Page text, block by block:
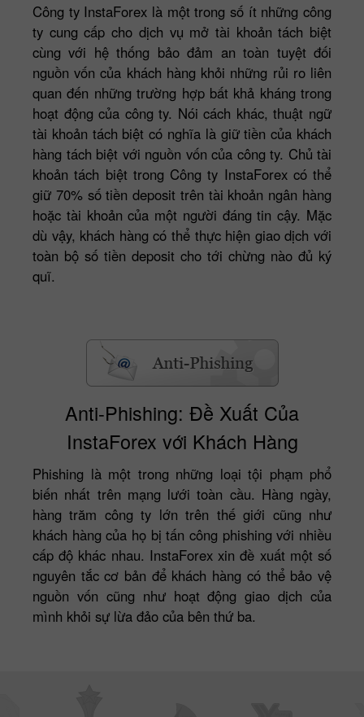
Công ty InstaForex là một trong số ít những công
ty cung cấp cho dịch vụ mở tài khoản tách biệt
cùng với hệ thống bảo đảm an toàn tuyệt đối
nguồn vốn của khách hàng khỏi những rủi ro liên
quan đến những trường hợp bất khả kháng trong
hoạt động của công ty. Nói cách khác, thuật ngữ
tài khoản tách biệt có nghĩa là giữ tiền của khách
hàng tách biệt với nguồn vốn của công ty. Chủ tài
khoản tách biệt trong Công ty InstaForex có thể
giữ 70% số tiền deposit trên tài khoản ngân hàng
hoặc tài khoản của một người đáng tin cậy. Mặc
dù vậy, khách hàng có thể thực hiện giao dịch với
toàn bộ số tiền deposit cho tới chừng nào đủ ký
quĩ.
Anti-Phishing: Đề Xuất Của
InstaForex với Khách Hàng
Phishing là một trong những loại tội phạm phổ
biến nhất trên mạng lưới toàn cầu. Hàng ngày,
hàng trăm công ty lớn trên thế giới cũng như
khách hàng của họ bị tấn công phishing với nhiều
cấp độ khác nhau. InstaForex xin đề xuất một số
nguyên tắc cơ bản để khách hàng có thể bảo vệ
nguồn vốn cũng như hoạt động giao dịch của
mình khỏi sự lừa đảo của bên thứ ba.